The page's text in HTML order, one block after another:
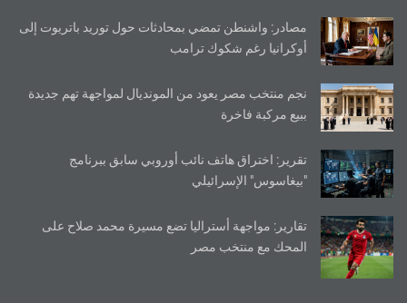
مصادر: واشنطن تمضي بمحادثات حول توريد باتريوت إلى
أوكرانيا رغم شكوك ترامب
نجم منتخب مصر يعود من المونديال لمواجهة تهم جديدة
ببيع مركبة فاخرة
تقرير: اختراق هاتف نائب أوروبي سابق ببرنامج
"بيغاسوس" الإسرائيلي
تقارير: مواجهة أستراليا تضع مسيرة محمد صلاح على
المحك مع منتخب مصر